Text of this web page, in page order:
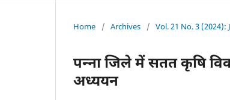
Home / Archives / Vol. 21 No. 3 (2024):
पन्ना जिले में सतत कृषि
अध्ययन